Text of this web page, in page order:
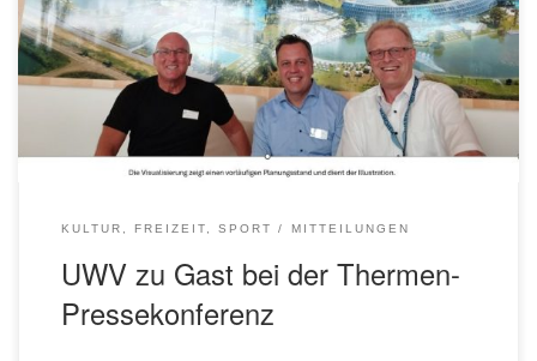
und die UWV war als sehr interessierter Gast dabei! Am 18.
Juli fand in der Therme Euskirchen die Pressekonferenz
statt, in der die Wundgruppe ihre Pläne für den Ausbau des
Euskirchener Palmenparadieses geladenen Vertretern […]
KULTUR, FREIZEIT, SPORT MITTEILUNGEN
UWV zu Gast bei der Thermen-
Pressekonferenz